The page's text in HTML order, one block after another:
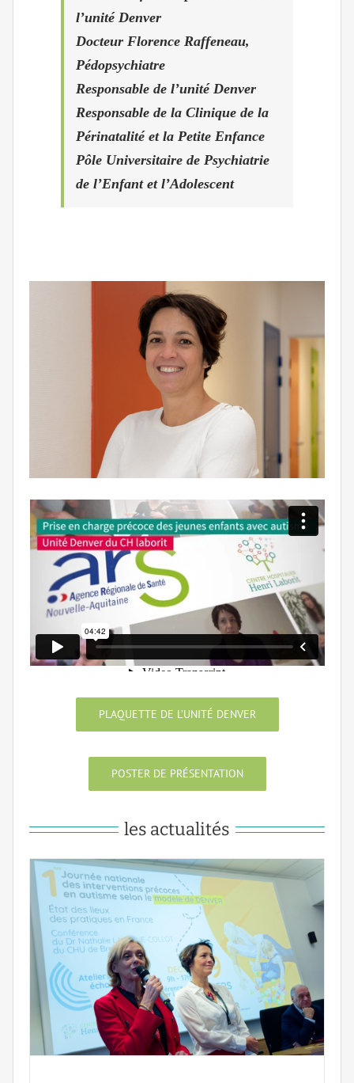
l’unité Denver
Docteur Florence Raffeneau,
Pédopsychiatre
Responsable de l’unité Denver
Responsable de la Clinique de la
Périnatalité et la Petite Enfance
Pôle Universitaire de Psychiatrie
de l’Enfant et l’Adolescent
PLAQUETTE DE L’UNITÉ DENVER
POSTER DE PRÉSENTATION
les actualités